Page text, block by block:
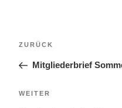
Vorheriger
ZURÜCK
Mitgliederbrief
Nächster
WEITER